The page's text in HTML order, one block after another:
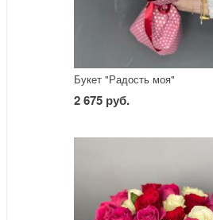
Букет "Радость моя"
2 675 руб.